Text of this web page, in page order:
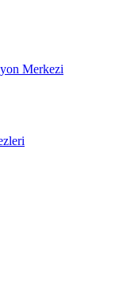
Merkezi